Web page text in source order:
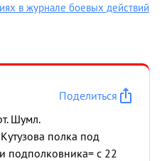
в журнале боевых действий
Поделиться
Шумл.
полка под
подполковника= с 22